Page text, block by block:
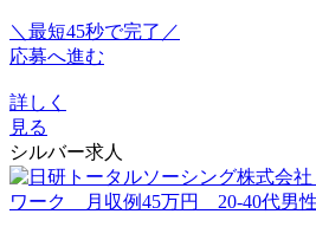
＼最短45秒で完了／
応募へ進む
詳しく
見る
シルバー求人